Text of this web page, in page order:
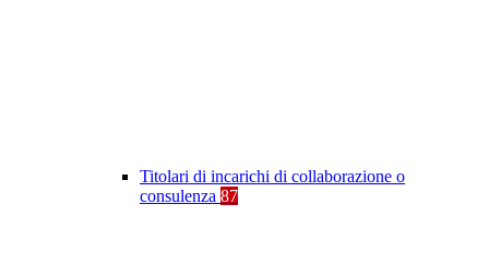
Titolari di incarichi di collaborazione o
consulenza 87